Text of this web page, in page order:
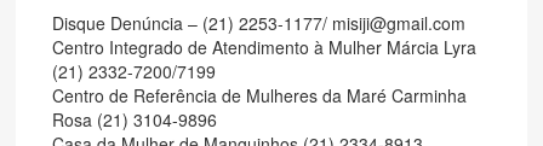
Disque Denúncia – (21) 2253-1177/ misiji@gmail.com
Centro Integrado de Atendimento à Mulher Márcia Lyra
(21) 2332-7200/7199
Centro de Referência de Mulheres da Maré Carminha
Rosa (21) 3104-9896